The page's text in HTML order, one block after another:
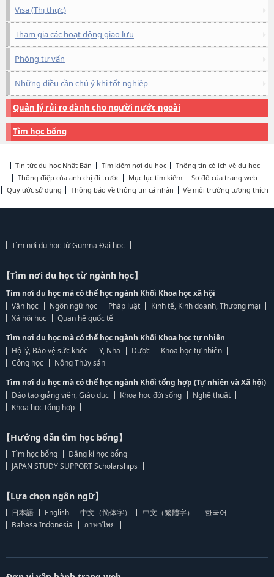
Visa (Thị thực)
Tham gia các hoạt động giao lưu
Phòng tư vấn
Những điều cần chú ý khi tốt nghiệp
Quản lý rủi ro dành cho người nước ngoài
Tìm học bổng
Tin tức du học Nhật Bản Tìm kiếm nơi du học
Thông tin có ích về du học
Thông điệp của anh chị đi trước
Mục lục tìm kiếm
Sơ đồ của trang web
Quy ước sử dụng
Thông báo về thông tin cá nhân Về môi trường tương thích
Tìm nơi du học từ Gunma Đại học
【Tìm nơi du học từ ngành học】
Tìm nơi du học mà có thể học ngành Khối Khoa học xã hội
Văn học
Ngôn ngữ học Pháp luật
Kinh tế, Kinh doanh, Thương mại
Xã hội học
Quan hệ quốc tế
Tìm nơi du học mà có thể học ngành Khối Khoa học tự nhiên
Hộ lý, Bảo vệ sức khỏe
Y, Nha Dược
Khoa học tự nhiên
Công học
Nông Thủy sản
Tìm nơi du học mà có thể học ngành Khối tổng hợp (Tự nhiên và Xã hội)
Đào tạo giảng viên, Giáo dục
Khoa học đời sống
Nghệ thuật
Khoa học tổng hợp
【Hướng dẫn tìm học bổng】
Tìm học bổng
Đăng kí học bổng
JAPAN STUDY SUPPORT Scholarships
【Lựa chọn ngôn ngữ】
日本語 English 中文（简体字） 中文（繁體字）
한국어
Bahasa Indonesia
ภาษาไทย